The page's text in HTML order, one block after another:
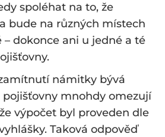
spoléhat na to, že
bude na různých místech
– dokonce ani u jedné a té
námitky bývá
pojišťovny mnohdy omezují
výpočet byl proveden dle
Taková odpověď